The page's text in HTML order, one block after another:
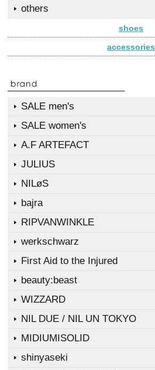
others
shoes
accessories
SALE men's
SALE women's
A.F ARTEFACT
JULIUS
NILøS
bajra
RIPVANWINKLE
werkschwarz
First Aid to the Injured
beauty:beast
WIZZARD
NIL DUE / NIL UN TOKYO
MIDIUMISOLID
shinyaseki